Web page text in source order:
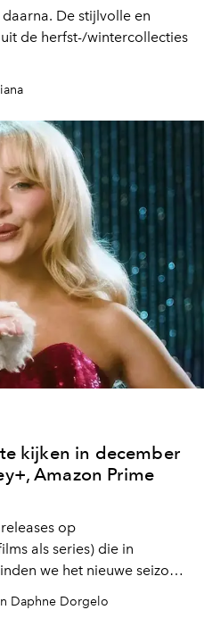
De stijlvolle en
de herfst-/wintercollecties
kijken in december
Amazon Prime
op
als series) die in
we het nieuwe seizoen
Carpenter. Kerstmis
Daphne Dorgelo